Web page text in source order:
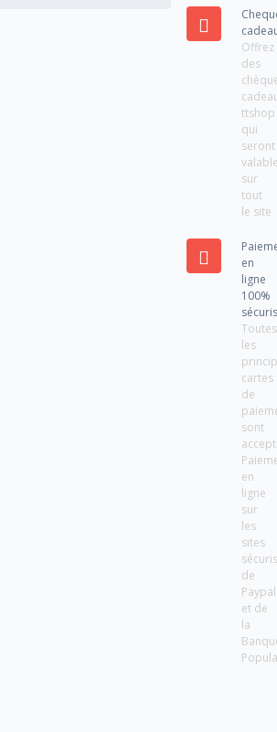
Offrez
des
ttshop
qui
seront
sur
tout
le site
en
ligne
100%
Toutes
les
cartes
de
sont
en
ligne
sur
les
sites
de
Paypal
et de
la